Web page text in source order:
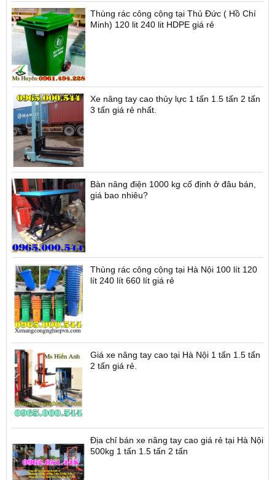
Thùng rác công cộng tại Thủ Đức ( Hồ Chí
Minh) 120 lit 240 lit HDPE giá rẻ
Xe nâng tay cao thủy lực 1 tấn 1.5 tấn 2 tấn
3 tấn giá rẻ nhất.
Bàn nâng điện 1000 kg cố định ở đâu bán,
giá bao nhiêu?
Thùng rác công cộng tại Hà Nội 100 lít 120
lít 240 lít 660 lít giá rẻ
Giá xe nâng tay cao tại Hà Nội 1 tấn 1.5 tấn
2 tấn giá rẻ.
Địa chỉ bán xe nâng tay cao giá rẻ tại Hà Nội
500kg 1 tấn 1.5 tấn 2 tấn